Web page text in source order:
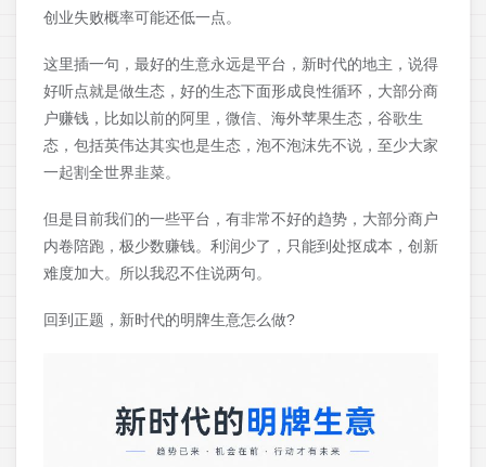
创业失败概率可能还低一点。
这里插一句，最好的生意永远是平台，新时代的地主，说得
好听点就是做生态，好的生态下面形成良性循环，大部分商
户赚钱，比如以前的阿里，微信、海外苹果生态，谷歌生
态，包括英伟达其实也是生态，泡不泡沫先不说，至少大家
一起割全世界韭菜。
但是目前我们的一些平台，有非常不好的趋势，大部分商户
内卷陪跑，极少数赚钱。利润少了，只能到处抠成本，创新
难度加大。所以我忍不住说两句。
回到正题，新时代的明牌生意怎么做?